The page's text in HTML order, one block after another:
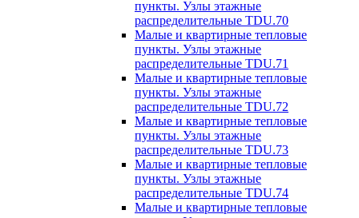
пункты. Узлы этажные
распределительные TDU.70
Малые и квартирные тепловые
пункты. Узлы этажные
распределительные TDU.71
Малые и квартирные тепловые
пункты. Узлы этажные
распределительные TDU.72
Малые и квартирные тепловые
пункты. Узлы этажные
распределительные TDU.73
Малые и квартирные тепловые
пункты. Узлы этажные
распределительные TDU.74
Малые и квартирные тепловые